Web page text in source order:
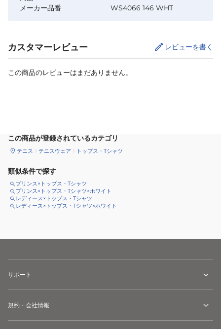
メーカー品番
WS4066 146 WHT
カスタマーレビュー レビューを書く
この商品のレビューはまだありません。
この商品が登録されているカテゴリ
テニス テニスウェア トップス・Tシャツ
類似条件で探す
プリンス×トップス・Tシャツ
プリンス×トップス・Tシャツ×ホワイト
レディース×トップス・Tシャツ
レディース×トップス・Tシャツ×ホワイト
サポート
規約・会社情報